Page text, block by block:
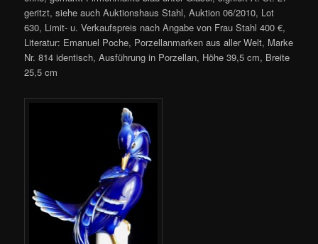
geritzt, siehe auch Auktionshaus Stahl, Auktion 06/2010, Lot
630, Limit- u. Verkaufspreis nach Angabe von Frau Stahl 400 €,
Literatur: Emanuel Poche, Porzellanmarken aus aller Welt, Marke
Nr. 814 identisch, Ausführung in Porzellan, Höhe 39,5 cm, Breite
25,5 cm